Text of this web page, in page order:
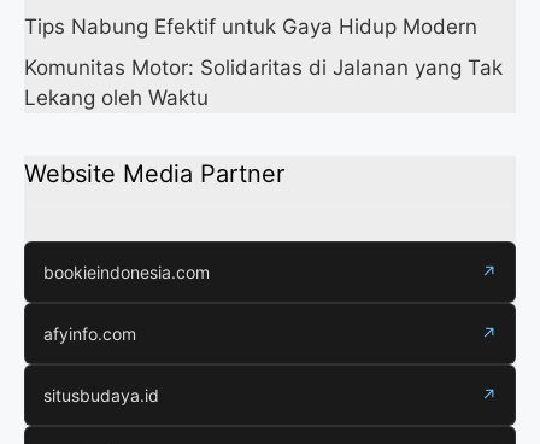
Tips Nabung Efektif untuk Gaya Hidup Modern
Komunitas Motor: Solidaritas di Jalanan yang Tak
Lekang oleh Waktu
Website Media Partner
bookieindonesia.com ↗
afyinfo.com ↗
situsbudaya.id ↗